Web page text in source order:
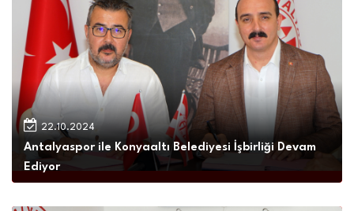
22.10.2024
Antalyaspor ile Konyaaltı Belediyesi İşbirliği Devam
Ediyor